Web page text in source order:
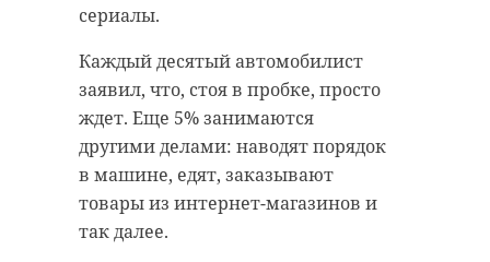
сериалы.
Каждый десятый автомобилист
заявил, что, стоя в пробке, просто
ждет. Еще 5% занимаются
другими делами: наводят порядок
в машине, едят, заказывают
товары из интернет-магазинов и
так далее.
Ленинградской
области
Фото: АССЛО архив